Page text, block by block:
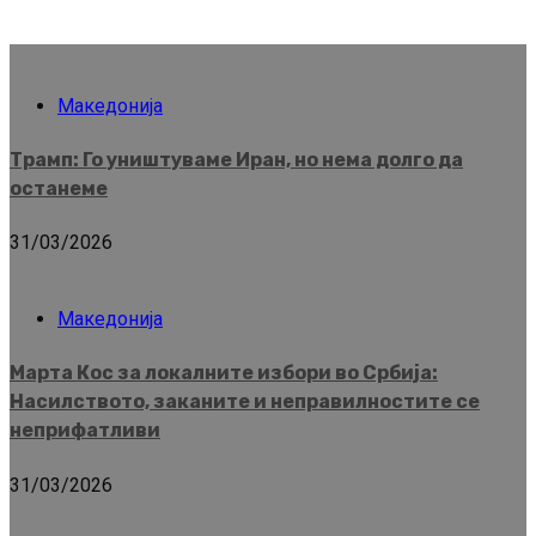
Македонија
Трамп: Го уништуваме Иран, но нема долго да
останеме
31/03/2026
Македонија
Марта Кос за локалните избори во Србија:
Насилството, заканите и неправилностите се
неприфатливи
31/03/2026